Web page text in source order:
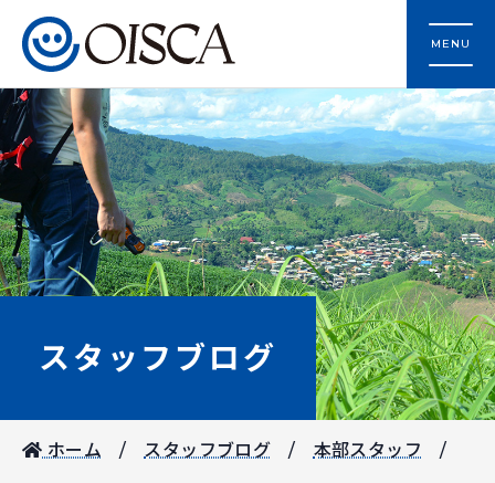
MENU
スタッフブログ
ホーム スタッフブログ 本部スタッフ